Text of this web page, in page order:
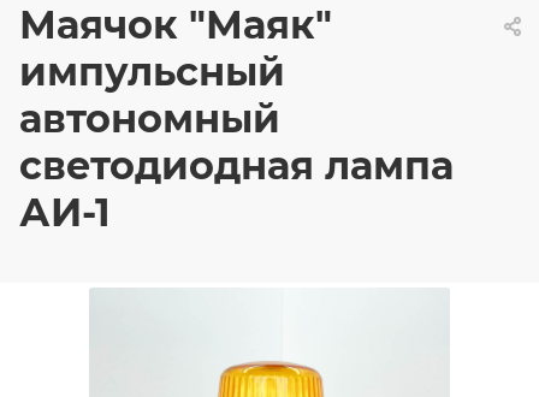
Маячок "Маяк"
импульсный
автономный
светодиодная лампа
АИ-1